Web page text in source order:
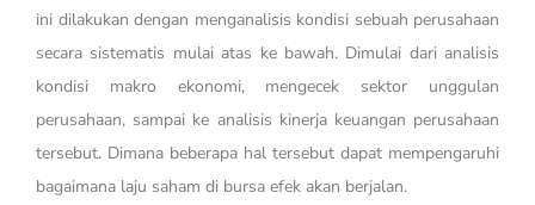
ini dilakukan dengan menganalisis kondisi sebuah perusahaan
secara sistematis mulai atas ke bawah. Dimulai dari analisis
kondisi makro ekonomi, mengecek sektor unggulan
perusahaan, sampai ke analisis kinerja keuangan perusahaan
tersebut. Dimana beberapa hal tersebut dapat mempengaruhi
bagaimana laju saham di bursa efek akan berjalan.